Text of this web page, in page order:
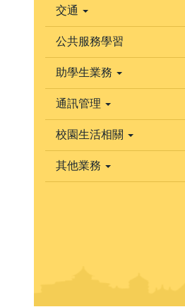
交通
公共服務學習
助學生業務
通訊管理
校園生活相關
其他業務